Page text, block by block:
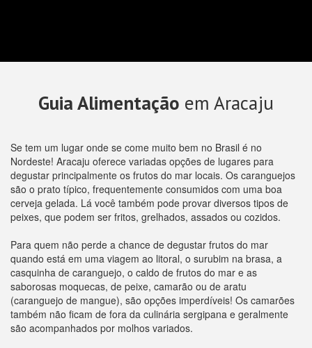
Guia Alimentação em Aracaju
Se tem um lugar onde se come muito bem no Brasil é no
Nordeste! Aracaju oferece variadas opções de lugares para
degustar principalmente os frutos do mar locais. Os caranguejos
são o prato típico, frequentemente consumidos com uma boa
cerveja gelada. Lá você também pode provar diversos tipos de
peixes, que podem ser fritos, grelhados, assados ou cozidos.
Para quem não perde a chance de degustar frutos do mar
quando está em uma viagem ao litoral, o surubim na brasa, a
casquinha de caranguejo, o caldo de frutos do mar e as
saborosas moquecas, de peixe, camarão ou de aratu
(caranguejo de mangue), são opções imperdíveis! Os camarões
também não ficam de fora da culinária sergipana e geralmente
são acompanhados por molhos variados.